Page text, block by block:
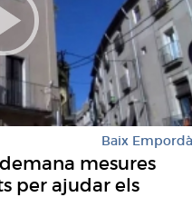
Baix Empordà
mesures
per ajudar els